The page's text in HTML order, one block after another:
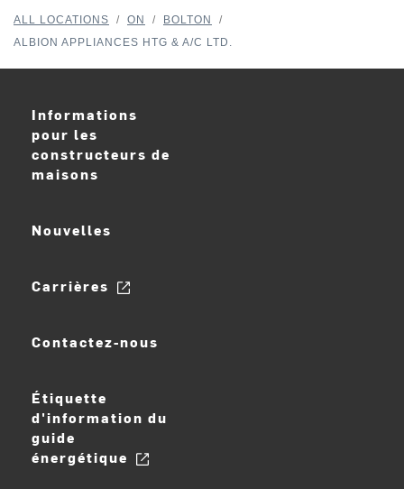
ALL LOCATIONS / ON / BOLTON
/
ALBION APPLIANCES HTG & A/C LTD.
Informations
pour les
constructeurs de
maisons
Nouvelles
Carrières
Contactez-nous
Étiquette
d'information du
guide
énergétique